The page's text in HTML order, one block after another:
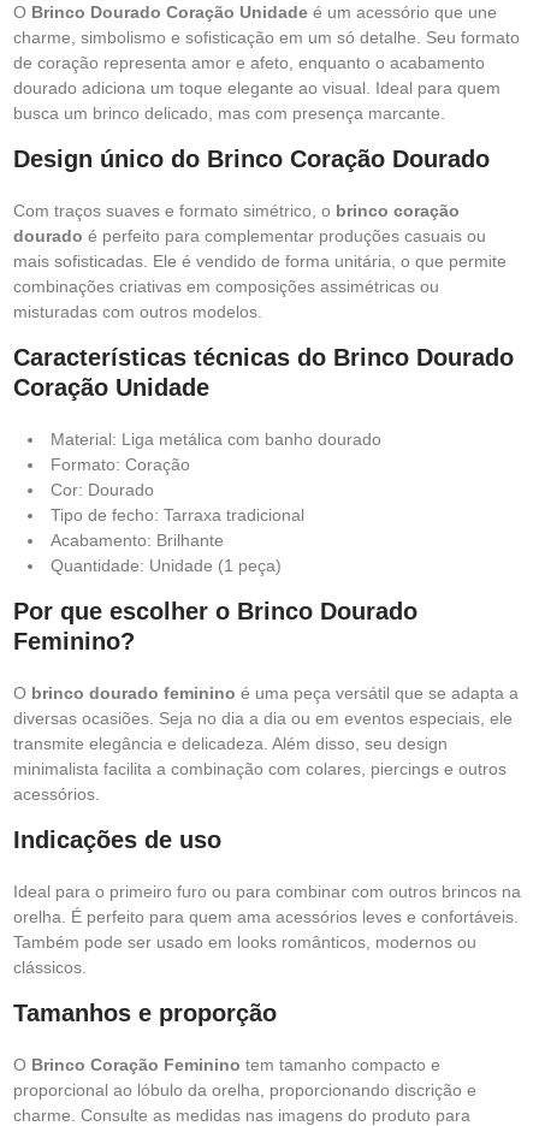
O Brinco Dourado Coração Unidade é um acessório que une
charme, simbolismo e sofisticação em um só detalhe. Seu formato
de coração representa amor e afeto, enquanto o acabamento
dourado adiciona um toque elegante ao visual. Ideal para quem
busca um brinco delicado, mas com presença marcante.
Design único do Brinco Coração Dourado
Com traços suaves e formato simétrico, o brinco coração
dourado é perfeito para complementar produções casuais ou
mais sofisticadas. Ele é vendido de forma unitária, o que permite
combinações criativas em composições assimétricas ou
misturadas com outros modelos.
Características técnicas do Brinco Dourado
Coração Unidade
Material: Liga metálica com banho dourado
Formato: Coração
Cor: Dourado
Tipo de fecho: Tarraxa tradicional
Acabamento: Brilhante
Quantidade: Unidade (1 peça)
Por que escolher o Brinco Dourado
Feminino?
O brinco dourado feminino é uma peça versátil que se adapta a
diversas ocasiões. Seja no dia a dia ou em eventos especiais, ele
transmite elegância e delicadeza. Além disso, seu design
minimalista facilita a combinação com colares, piercings e outros
acessórios.
Indicações de uso
Ideal para o primeiro furo ou para combinar com outros brincos na
orelha. É perfeito para quem ama acessórios leves e confortáveis.
Também pode ser usado em looks românticos, modernos ou
clássicos.
Tamanhos e proporção
O Brinco Coração Feminino tem tamanho compacto e
proporcional ao lóbulo da orelha, proporcionando discrição e
charme. Consulte as medidas nas imagens do produto para